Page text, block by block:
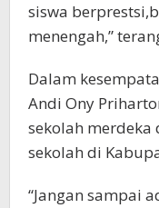
siswa
menengah,”
Dalam
Andi Ony
sekolah merdeka
sekolah di
“Jangan sampai